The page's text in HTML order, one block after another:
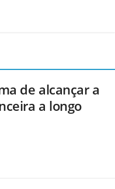
de alcançar a
a longo